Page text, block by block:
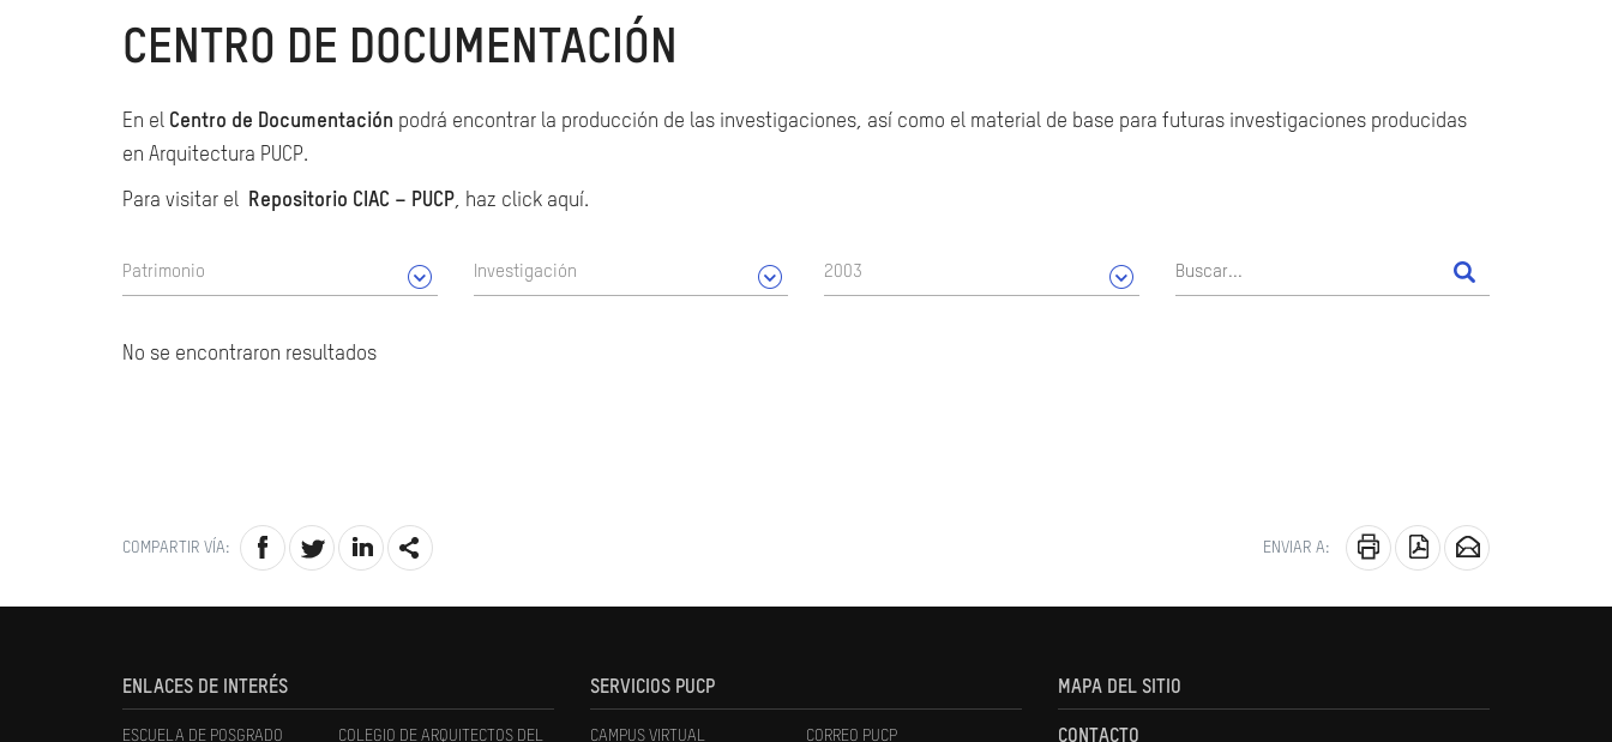
CENTRO DE DOCUMENTACIÓN
En el Centro de Documentación podrá encontrar la producción de las investigaciones, así como el material de base para futuras investigaciones producidas
en Arquitectura PUCP.
Para visitar el Repositorio CIAC – PUCP, haz click aquí.
Patrimonio Investigación 2003
No se encontraron resultados
COMPARTIR VÍA: ENVIAR A:
ENLACES DE INTERÉS
ESCUELA DE POSGRADO COLEGIO DE ARQUITECTOS DEL
SERVICIOS PUCP
CAMPUS VIRTUAL CORREO PUCP
MAPA DEL SITIO
CONTACTO